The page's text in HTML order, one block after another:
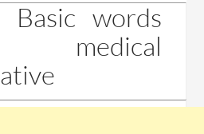
Basic words